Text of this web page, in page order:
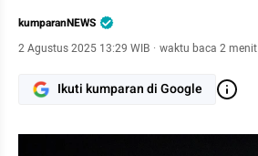
kumparanNEWS
2 Agustus 2025 13:29 WIB · waktu baca 2 menit
Ikuti kumparan di Google